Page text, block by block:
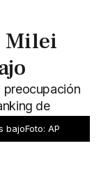
Milei
preocupación
de
bajoFoto: AP